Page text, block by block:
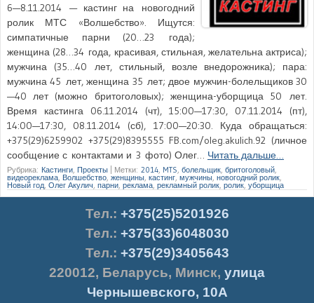
6—8.11.2014 — кастинг на новогодний
ролик МТС «Волшебство». Ищутся:
симпатичные парни (20…23 года);
женщина (28…34 года, красивая, стильная, желательна актриса);
мужчина (35…40 лет, стильный, возле внедорожника); пара:
мужчина 45 лет, женщина 35 лет; двое мужчин-болельщиков 30
—40 лет (можно бритоголовых); женщина-уборщица 50 лет.
Время кастинга 06.11.2014 (чт), 15:00—17:30, 07.11.2014 (пт),
14:00—17:30, 08.11.2014 (сб), 17:00—20:30. Куда обращаться:
+375(29)6259902 +375(29)8395555 FB.com/oleg.akulich.92 (личное
сообщение с контактами и 3 фото) Олег… Читать дальше…
Рубрика: Кастинги Проекты Метки: 2014 MTS болельщик бритоголовый
видеореклама Волшебство женщины кастинг ,мужчины, новогодний ролик
Новый год Олег Акулич парни реклама рекламный ролик ролик, уборщица
Тел.: +375(25)5201926
Тел.: +375(33)6048030
Тел.: +375(29)3405643
220012, Беларусь, Минск, улица
Чернышевского, 10А